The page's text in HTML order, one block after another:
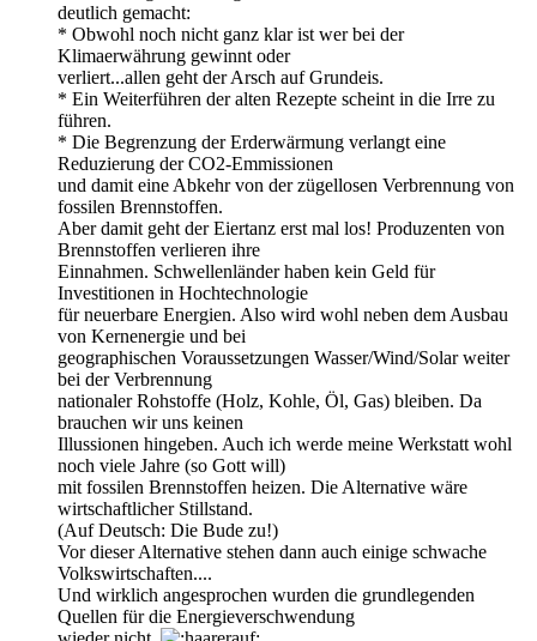
deutlich gemacht:
* Obwohl noch nicht ganz klar ist wer bei der
Klimaerwährung gewinnt oder
verliert...allen geht der Arsch auf Grundeis.
* Ein Weiterführen der alten Rezepte scheint in die Irre zu
führen.
* Die Begrenzung der Erderwärmung verlangt eine
Reduzierung der CO2-Emmissionen
und damit eine Abkehr von der zügellosen Verbrennung von
fossilen Brennstoffen.
Aber damit geht der Eiertanz erst mal los! Produzenten von
Brennstoffen verlieren ihre
Einnahmen. Schwellenländer haben kein Geld für
Investitionen in Hochtechnologie
für neuerbare Energien. Also wird wohl neben dem Ausbau
von Kernenergie und bei
geographischen Voraussetzungen Wasser/Wind/Solar weiter
bei der Verbrennung
nationaler Rohstoffe (Holz, Kohle, Öl, Gas) bleiben. Da
brauchen wir uns keinen
Illussionen hingeben. Auch ich werde meine Werkstatt wohl
noch viele Jahre (so Gott will)
mit fossilen Brennstoffen heizen. Die Alternative wäre
wirtschaftlicher Stillstand.
(Auf Deutsch: Die Bude zu!)
Vor dieser Alternative stehen dann auch einige schwache
Volkswirtschaften....
Und wirklich angesprochen wurden die grundlegenden
Quellen für die Energieverschwendung